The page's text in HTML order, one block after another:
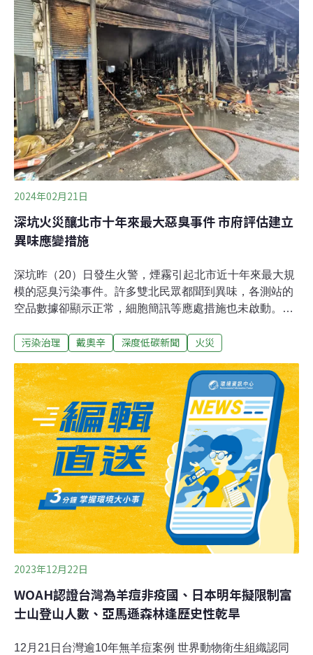
成功案例。（中央社報導）
2024年02月21日
深坑火災釀北市十年來最大惡臭事件 市府評估建立
異味應變措施
深坑昨（20）日發生火警，煙霧引起北市近十年來最大規
模的惡臭污染事件。許多雙北民眾都聞到異味，各測站的
空品數據卻顯示正常，細胞簡訊等應處措施也未啟動。環
品自動監測項目。台北市環保局則表示，未來會檢討嚴重
味引起普遍民怨時，就即時反應採取必要措施。氣象署指
出，預計明（22）日上午北台灣風速才會增強，並轉吹東
北風，屆時大氣擴散情形將獲得改善。燃燒異味瀰漫雙北
地形與氣候條件使污染物難消散昨日的火警位於新北市深
坑北深路三段的連棟式工廠，倉庫堆放藍芽耳機、燈具、
鋰電池等物品，火勢雖在傍晚6時撲滅，煙霧卻瀰漫至雙
北多個行政區。根據監測資料，距火場最近的深坑微型空
品感測器，在昨晚8時偵測到PM2.5濃度每立方公尺50～
60微克。煙霧跨區影響北市情形，位於國立政治大學校內
的木柵測站在火警發生不久的下午2時，
污染治理 戴奧辛 深度低碳新聞 火災
2023年12月22日
WOAH認證台灣為羊痘非疫國、日本明年擬限制富
士山登山人數、亞馬遜森林逢歷史性乾旱
12月21日台灣逾10年無羊痘案例 世界動物衛生組織認同